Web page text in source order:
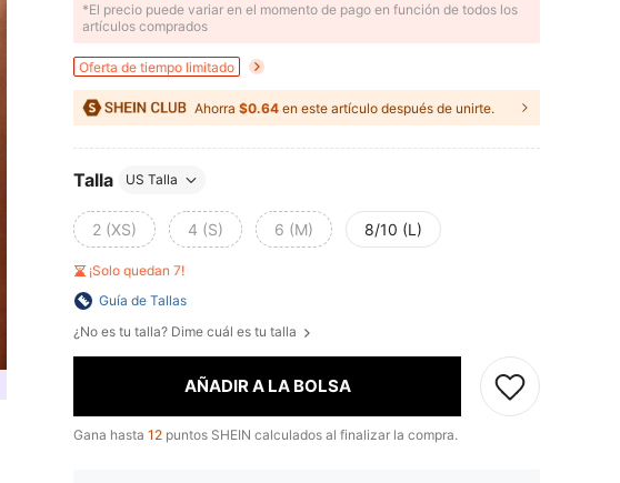
​*El precio puede variar en el momento de pago en función de todos los
artículos comprados
Oferta de tiempo limitado
Ahorra $0.64 en este artículo después de unirte.
Talla US Talla
2 (XS) 4 (S) 6 (M) 8/10 (L)
¡Solo quedan 7!
Guía de Tallas
¿No es tu talla? Dime cuál es tu talla
AÑADIR A LA BOLSA
Gana hasta 12 puntos SHEIN calculados al finalizar la compra.